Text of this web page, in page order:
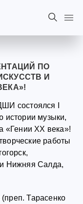
ПО
И
состоялся I
истории музыки,
«Гении XX века»!️
работы
Нижняя Салда,
Тарасенко